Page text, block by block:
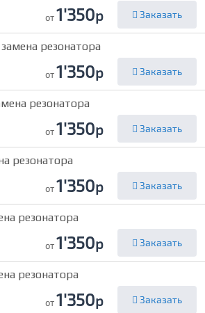
от1'350р Заказать
резонатора
от1'350р Заказать
резонатора
от1'350р Заказать
резонатора
от1'350р Заказать
резонатора
от1'350р Заказать
резонатора
от1'350р Заказать